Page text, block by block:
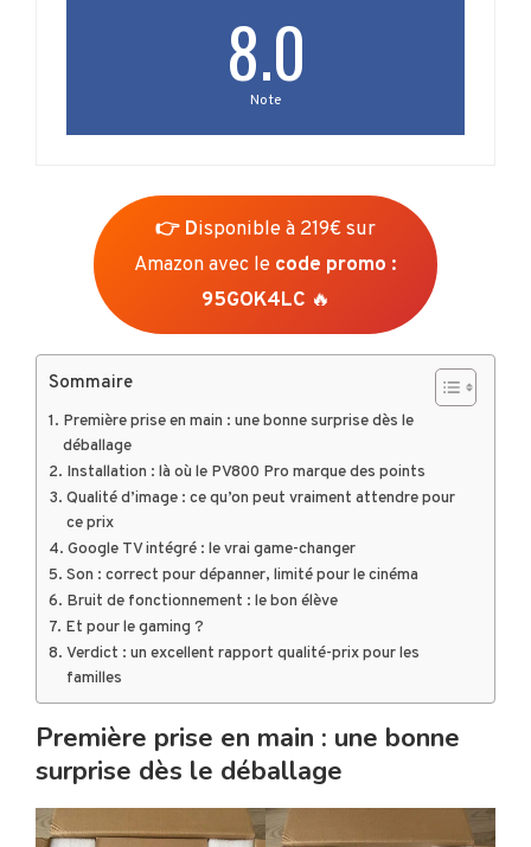
8.0
Note
👉 Disponible à 219€ sur
Amazon avec le code promo :
95GOK4LC 🔥
Sommaire
Première prise en main : une bonne surprise dès le
déballage
Installation : là où le PV800 Pro marque des points
Qualité d’image : ce qu’on peut vraiment attendre pour
ce prix
Google TV intégré : le vrai game-changer
Son : correct pour dépanner, limité pour le cinéma
Bruit de fonctionnement : le bon élève
Et pour le gaming ?
Verdict : un excellent rapport qualité-prix pour les
familles
Première prise en main : une bonne
surprise dès le déballage